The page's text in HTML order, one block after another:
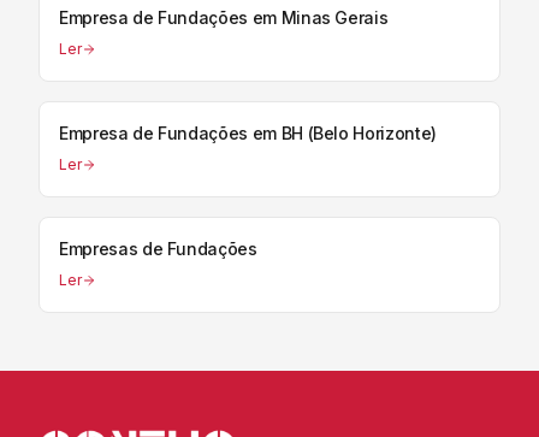
Empresa de Fundações em Minas Gerais
Ler
Empresa de Fundações em BH (Belo Horizonte)
Ler
Empresas de Fundações
Ler